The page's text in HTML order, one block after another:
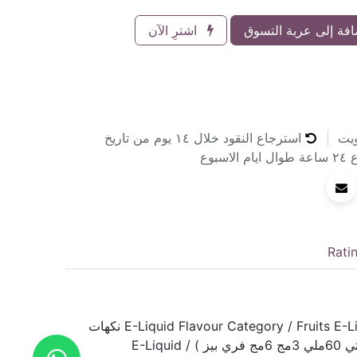
إلى عربة التسوق اشترِ الآن
استرجاع النقود خلال ١٤ يوم من تاريخ
E-Liquid Flavour Category / Fruits E-Liquid Flavour Category / Mint Flavours nasty Grape Raspberry (In Stock nasty 60ml 3mg 6mg freebase ) نكهات
الكترونيه / نكهات شيشه اقسام نكهات الكترونية / فواكه اقسام نكهات الكترونية / نعناع ناستي جريب راسبيرى (متاح ناستي 60ملي 3مج 6مج فري بيز ) E-Liquid /